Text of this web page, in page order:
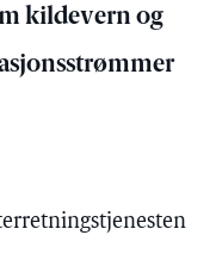
kildevern og